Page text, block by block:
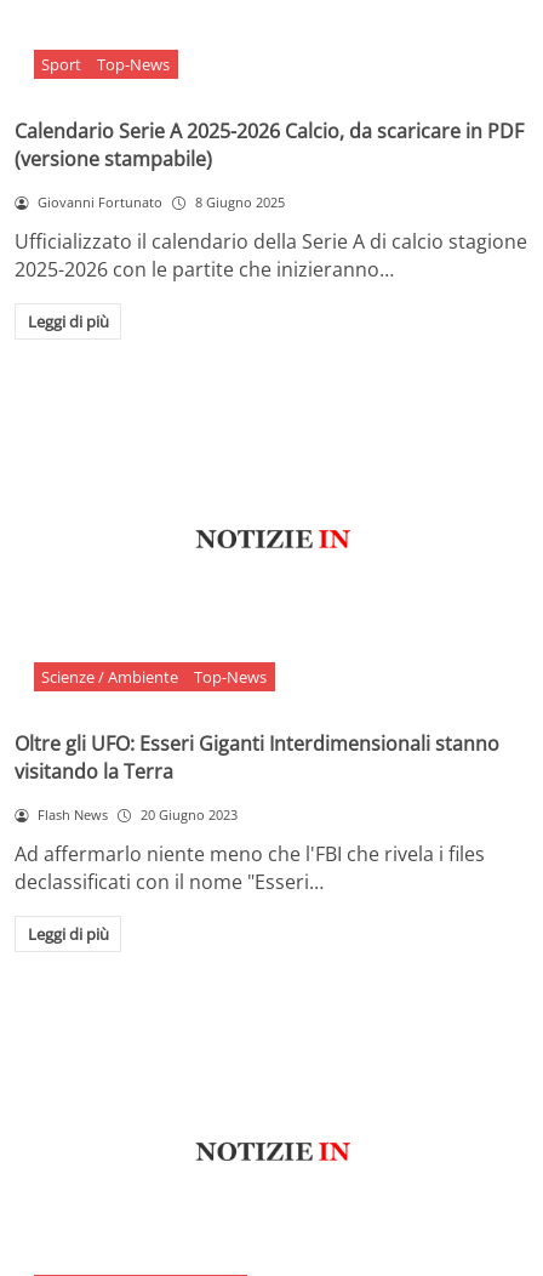
Sport Top-News
Calendario Serie A 2025-2026 Calcio, da scaricare in PDF
(versione stampabile)
Giovanni Fortunato 8 Giugno 2025
Ufficializzato il calendario della Serie A di calcio stagione
2025-2026 con le partite che inizieranno…
Leggi di più
Scienze / Ambiente Top-News
Oltre gli UFO: Esseri Giganti Interdimensionali stanno
visitando la Terra
Flash News 20 Giugno 2023
Ad affermarlo niente meno che l'FBI che rivela i files
declassificati con il nome "Esseri…
Leggi di più